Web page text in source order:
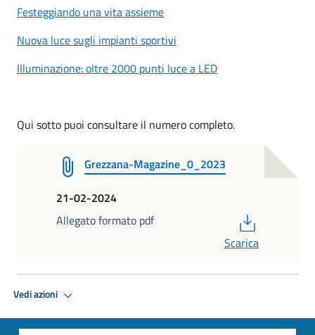
Festeggiando una vita assieme
Nuova luce sugli impianti sportivi
Illuminazione: oltre 2000 punti luce a LED
Qui sotto puoi consultare il numero completo.
Grezzana-Magazine_0_2023
21-02-2024
Allegato formato pdf
Scarica
Vedi azioni